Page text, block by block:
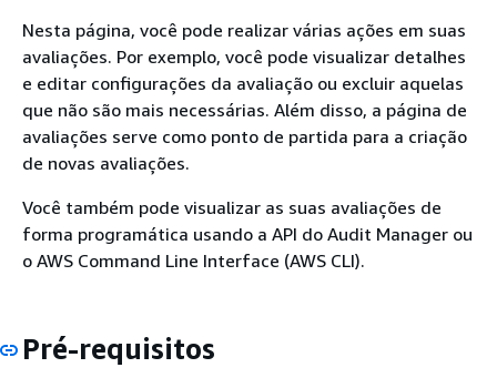
Nesta página, você pode realizar várias ações em suas
avaliações. Por exemplo, você pode visualizar detalhes
e editar configurações da avaliação ou excluir aquelas
que não são mais necessárias. Além disso, a página de
avaliações serve como ponto de partida para a criação
de novas avaliações.
Você também pode visualizar as suas avaliações de
forma programática usando a API do Audit Manager ou
o AWS Command Line Interface (AWS CLI).
Pré-requisitos